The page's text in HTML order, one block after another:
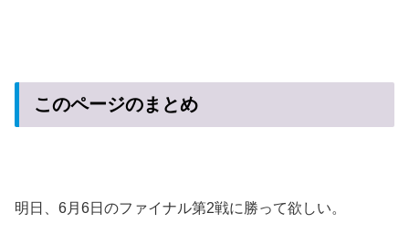
このページのまとめ
明日、6月6日のファイナル第2戦に勝って欲しい。